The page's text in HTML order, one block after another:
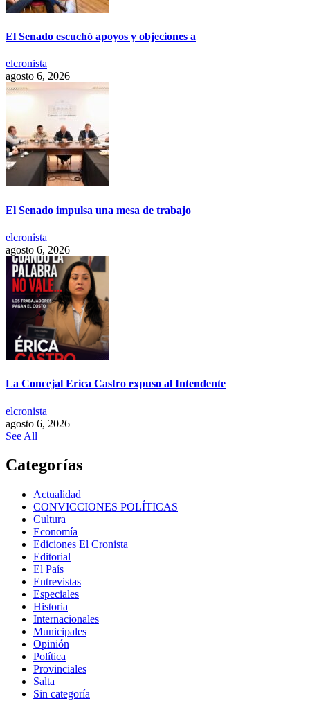
El Senado escuchó apoyos y objeciones a
elcronista
agosto 6, 2026
El Senado impulsa una mesa de trabajo
elcronista
agosto 6, 2026
La Concejal Erica Castro expuso al Intendente
elcronista
agosto 6, 2026
See All
Categorías
Actualidad
CONVICCIONES POLÍTICAS
Cultura
Economía
Ediciones El Cronista
Editorial
El País
Entrevistas
Especiales
Historia
Internacionales
Municipales
Opinión
Política
Provinciales
Salta
Sin categoría